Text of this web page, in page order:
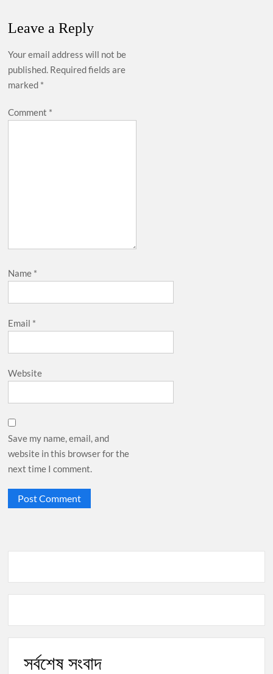
Leave a Reply
Your email address will not be
published. Required fields are
marked *
Comment *
Name *
Email *
Website
Save my name, email, and
website in this browser for the
next time I comment.
সর্বশেষ সংবাদ